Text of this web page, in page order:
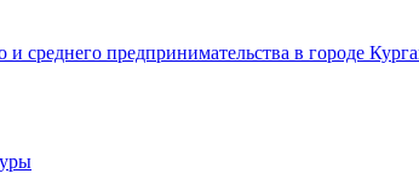
среднего предпринимательства в городе